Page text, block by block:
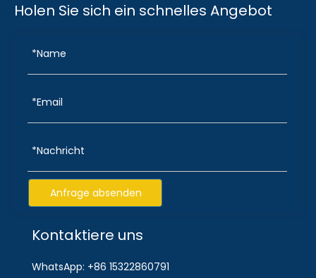
Holen Sie sich ein schnelles Angebot
Anfrage absenden
Kontaktiere uns
WhatsApp: +86 15322860791